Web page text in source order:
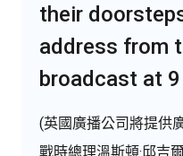
their
address from
broadcast at 9
(英國廣播公司將提供
戰時總理溫斯頓·邱吉